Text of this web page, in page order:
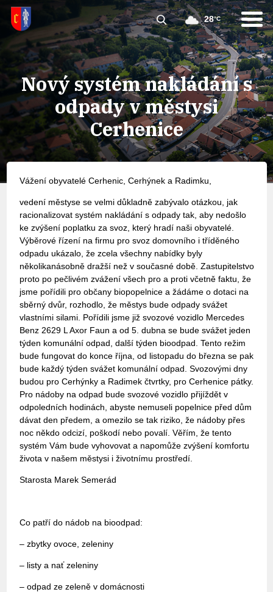
28°C
Nový systém nakládání s
odpady v městysi
Cerhenice
Vážení obyvatelé Cerhenic, Cerhýnek a Radimku,
vedení městyse se velmi důkladně zabývalo otázkou, jak
racionalizovat systém nakládání s odpady tak, aby nedošlo
ke zvýšení poplatku za svoz, který hradí naši obyvatelé.
Výběrové řízení na firmu pro svoz domovního i tříděného
odpadu ukázalo, že zcela všechny nabídky byly
několikanásobně dražší než v současné době. Zastupitelstvo
proto po pečlivém zvážení všech pro a proti včetně faktu, že
jsme pořídili pro občany biopopelnice a žádáme o dotaci na
sběrný dvůr, rozhodlo, že městys bude odpady svážet
vlastními silami. Pořídili jsme již svozové vozidlo Mercedes
Benz 2629 L Axor Faun a od 5. dubna se bude svážet jeden
týden komunální odpad, další týden bioodpad. Tento režim
bude fungovat do konce října, od listopadu do března se pak
bude každý týden svážet komunální odpad. Svozovými dny
budou pro Cerhýnky a Radimek čtvrtky, pro Cerhenice pátky.
Pro nádoby na odpad bude svozové vozidlo přijíždět v
odpoledních hodinách, abyste nemuseli popelnice před dům
dávat den předem, a omezilo se tak riziko, že nádoby přes
noc někdo odcizí, poškodí nebo povalí. Věřím, že tento
systém Vám bude vyhovovat a napomůže zvýšení komfortu
života v našem městysi i životnímu prostředí.
Starosta Marek Semerád
Co patří do nádob na bioodpad:
– zbytky ovoce, zeleniny
– listy a nať zeleniny
– odpad ze zeleně v domácnosti